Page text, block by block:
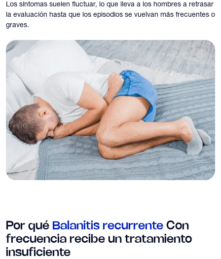
Los síntomas suelen fluctuar, lo que lleva a los hombres a retrasar
la evaluación hasta que los episodios se vuelvan más frecuentes o
graves.
Por qué Balanitis recurrente Con
frecuencia recibe un tratamiento
insuficiente